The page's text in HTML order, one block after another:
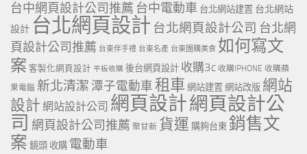
台中網頁設計公司推薦 台中電動車 台北網站建置 台北網站
設計 台北網頁設計 台北網頁設計公司 台北網
頁設計公司推薦 台東伴手禮 台東名產 台東團購美食 如何寫文
案 客製化網頁設計 平板收購 後台網頁設計 收購3c 收購IPHONE 收購蘋
果電腦 新北清潔 潭子電動車租車 網站建置 網站改版 網站
設計 網站設計公司 網頁設計網頁設計公
司 網頁設計公司推薦 聚甘新 貨運 購夠台東 銷售文
案 鏡頭 收購 電動車